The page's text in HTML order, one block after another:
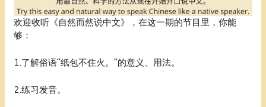
欢迎收听《自然而然说中文》，在这一期的节目里，你能
够：
1.了解俗语“纸包不住火。”的意义、用法。
2.练习发音。